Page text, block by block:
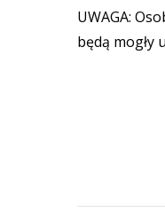
UWAGA:
będą mogły